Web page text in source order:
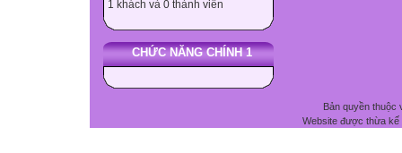
1 khách và 0 thành viên
CHỨC NĂNG CHÍNH 1
Bản quyền thuộc
Website được thừa